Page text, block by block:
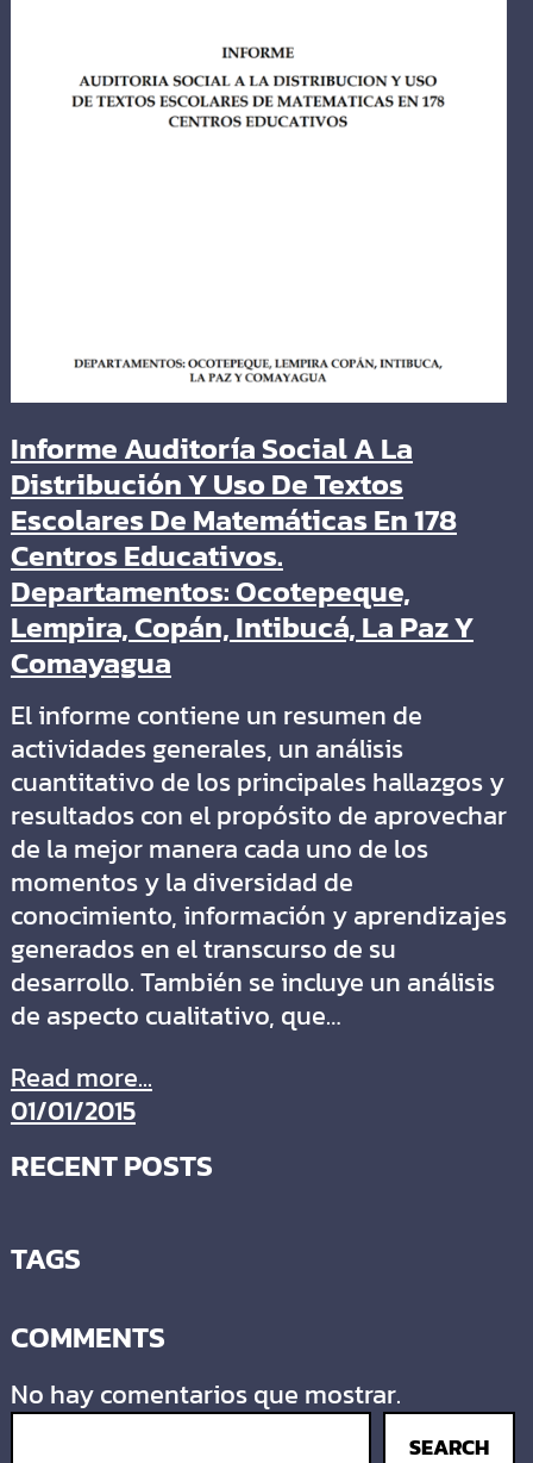
Informe Auditoría Social A La
Distribución Y Uso De Textos
Escolares De Matemáticas En 178
Centros Educativos.
Departamentos: Ocotepeque,
Lempira, Copán, Intibucá, La Paz Y
Comayagua
El informe contiene un resumen de
actividades generales, un análisis
cuantitativo de los principales hallazgos y
resultados con el propósito de aprovechar
de la mejor manera cada uno de los
momentos y la diversidad de
conocimiento, información y aprendizajes
generados en el transcurso de su
desarrollo. También se incluye un análisis
de aspecto cualitativo, que…
Read more...
01/01/2015
RECENT POSTS
TAGS
COMMENTS
No hay comentarios que mostrar.
SEARCH